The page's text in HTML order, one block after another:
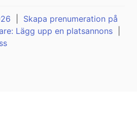
Skapa prenumeration på
Lägg upp en platsannons